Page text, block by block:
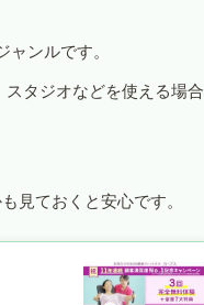
ンルです。
タジオなどを使える場合
見ておくと安心です。